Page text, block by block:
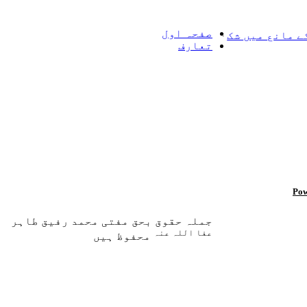
سیاہ خضاب (داڑھی کالی کرنے)
میں شک=> مسائل طلاق
صفحہ اول
تعارف
جملہ حقوق بحق مفتی محمد رفیق طاہر
عفا اللہ عنہ محفوظ ہیں